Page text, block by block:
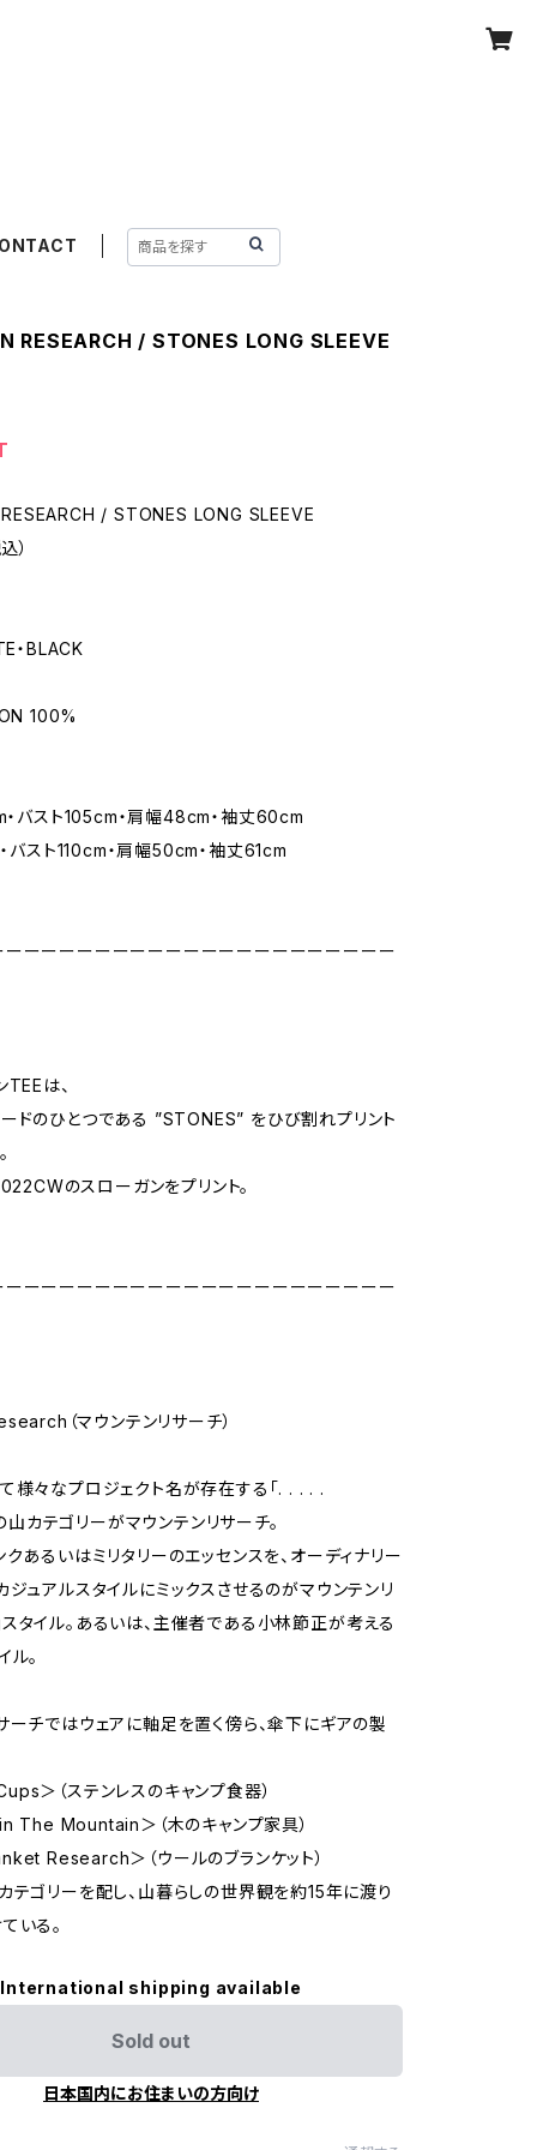
RESEARCH / STONES LONG SLEEVE
/ STONES LONG SLEEVE
）
・BLACK
100%
バスト105cm・肩幅48cm・袖丈60cm
バスト110cm・肩幅50cm・袖丈61cm
ーーーーーーーーーーーーーーーーーーーーーー
TEEは、
ドのひとつである ”STONES” をひび割れプリント
のスローガンをプリント。
ーーーーーーーーーーーーーーーーーーーーーー
（マウンテンリサーチ）
様々なプロジェクト名が存在する「. . . . .
カテゴリーがマウンテンリサーチ。
クあるいはミリタリーのエッセンスを、オーディナリー
ジュアルスタイルにミックスさせるのがマウンテンリ
タイル。あるいは、主催者である小林節正が考える
ル。
ーチではウェアに軸足を置く傍ら、傘下にギアの製
＞（ステンレスのキャンプ食器）
The Mountain＞（木のキャンプ家具）
Research＞（ウールのブランケット）
テゴリーを配し、山暮らしの世界観を約15年に渡り
いる。
International shipping available
Sold out
日本国内にお住まいの方向け